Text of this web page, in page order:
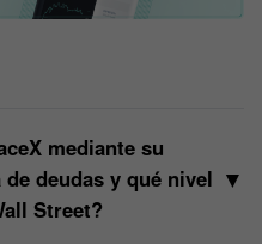
mediante su
deudas y qué nivel
Street?
▼